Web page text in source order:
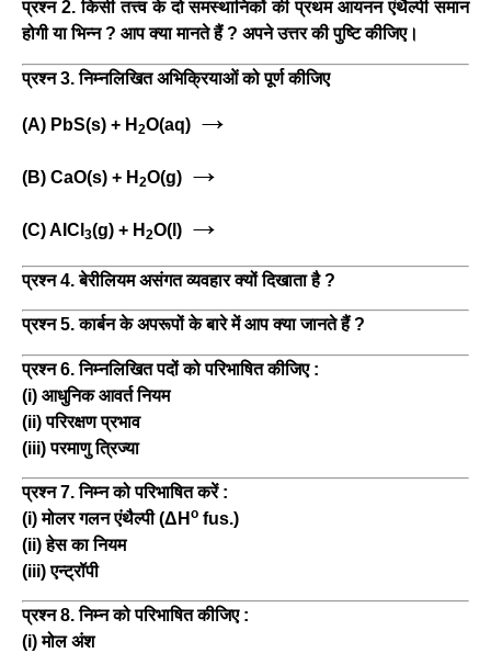
प्रश्न 2. किसी तत्त्व के दो समस्थानिकों की प्रथम आयनन एंथैल्पी समान
होगी या भिन्न ? आप क्या मानते हैं ? अपने उत्तर की पुष्टि कीजिए।
प्रश्न 3. निम्नलिखित अभिक्रियाओं को पूर्ण कीजिए
(A) PbS(s) + H 2O(aq) →
(B) CaO(s) + H 2O(g) →
(C) AICl 3(g) + H 2O(l) →
प्रश्न 4. बेरीलियम असंगत व्यवहार क्यों दिखाता है ?
प्रश्न 5. कार्बन के अपरूपों के बारे में आप क्या जानते हैं ?
प्रश्न 6. निम्नलिखित पदों को परिभाषित कीजिए :
(i) आधुनिक आवर्त नियम
(ii) परिरक्षण प्रभाव
(iii) परमाणु त्रिज्या
प्रश्न 7. निम्न को परिभाषित करें :
(i) मोलर गलन एंथैल्पी (ΔH o fus.)
(ii) हेस का नियम
(iii) एन्ट्रॉपी
प्रश्न 8. निम्न को परिभाषित कीजिए :
(i) मोल अंश